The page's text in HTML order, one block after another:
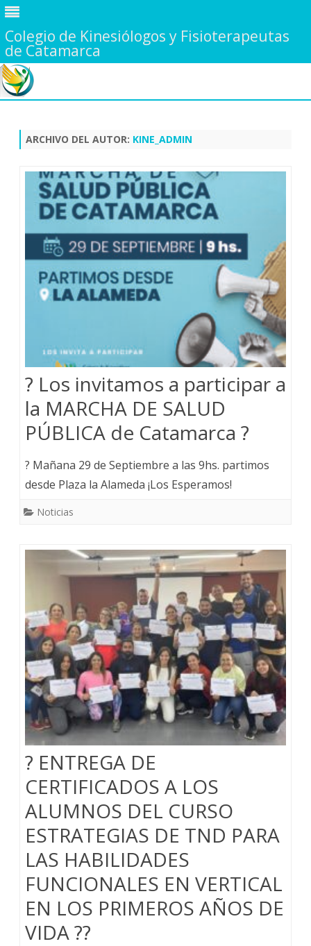
Colegio de Kinesiólogos y Fisioterapeutas
de Catamarca
ARCHIVO DEL AUTOR: KINE_ADMIN
? Los invitamos a participar a
la MARCHA DE SALUD
PÚBLICA de Catamarca ?
? Mañana 29 de Septiembre a las 9hs. partimos
desde Plaza la Alameda ¡Los Esperamos!
Noticias
? ENTREGA DE
CERTIFICADOS A LOS
ALUMNOS DEL CURSO
ESTRATEGIAS DE TND PARA
LAS HABILIDADES
FUNCIONALES EN VERTICAL
EN LOS PRIMEROS AÑOS DE
VIDA ??